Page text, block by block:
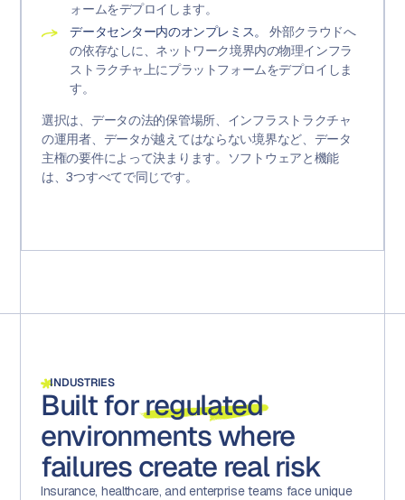
ォームをデプロイします。
データセンター内のオンプレミス。
外部クラウドへ
の依存なしに、ネットワーク境界内の物理インフラ
ストラクチャ上にプラットフォームをデプロイしま
す。
選択は、データの法的保管場所、インフラストラクチャ
の運用者、データが越えてはならない境界など、データ
主権の要件によって決まります。ソフトウェアと機能
は、3つすべてで同じです。
INDUSTRIES
Built forregulated
environments where
failures create real risk
Insurance, healthcare, and enterprise teams face unique